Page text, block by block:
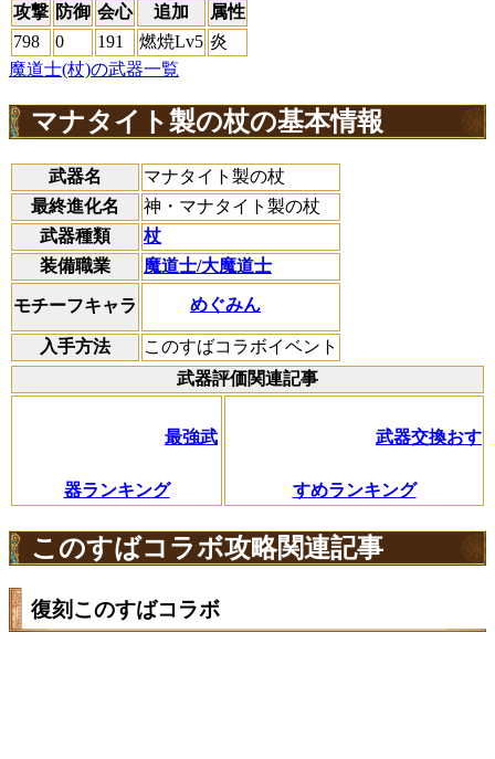
攻撃 防御 会心 追加
属性
798
0 191 燃焼Lv5 炎
魔道士(杖)の武器一覧
マナタイト製の杖の基本情報
武器名
マナタイト製の杖
最終進化名
神・マナタイト製の杖
武器種類
杖
装備職業
魔道士/大魔道士
モチーフキャラ めぐみん
入手方法
このすばコラボイベント
武器評価関連記事
最強武
器ランキング
武器交換おす
すめランキング
このすばコラボ攻略関連記事
復刻このすばコラボ